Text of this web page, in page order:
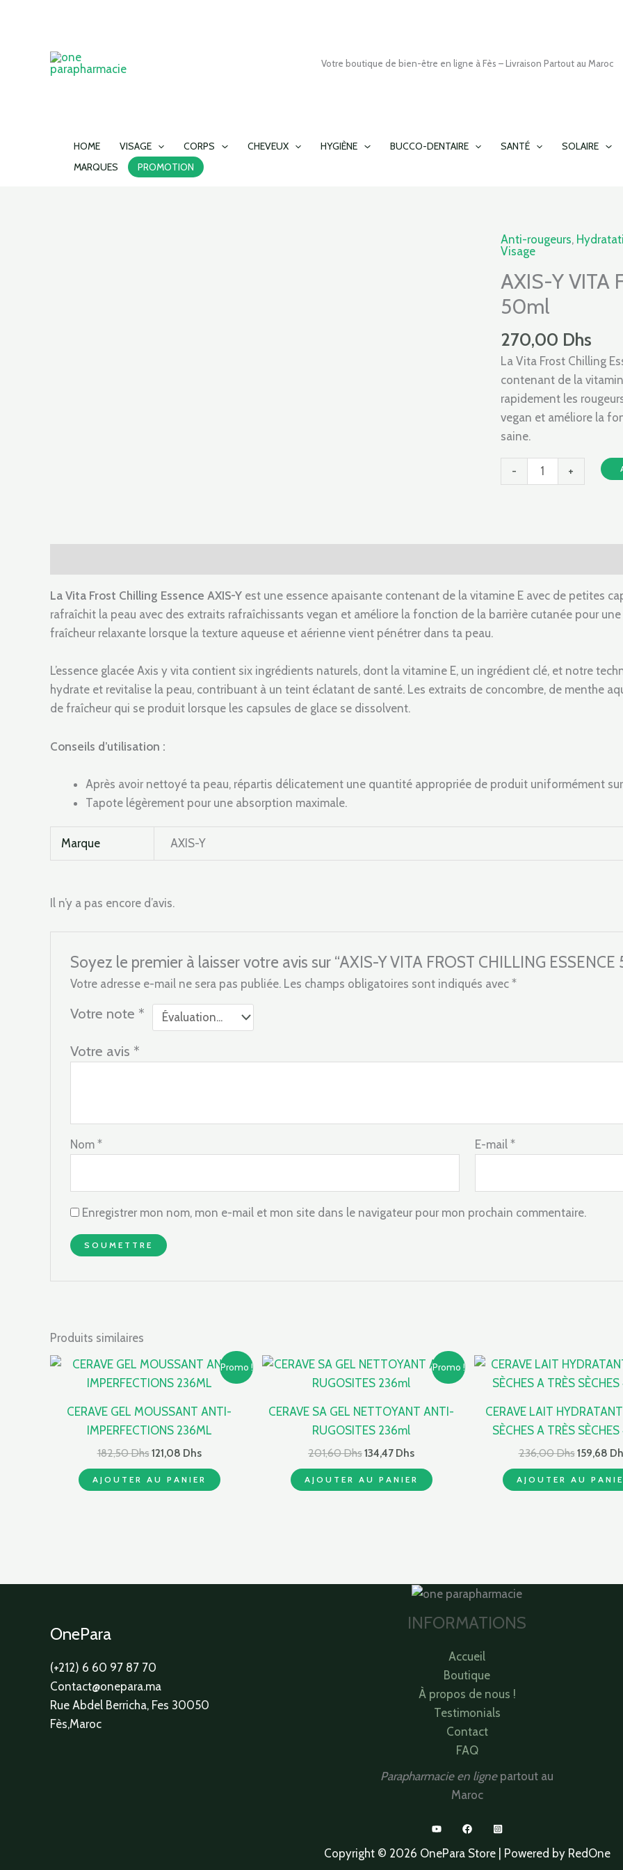
Votre boutique de bien-être en ligne à Fès – Livraison Partout au Maroc
HOME VISAGE CORPS CHEVEUX HYGIÈNE BUCCO-DENTAIRE SANTÉ
SOLAIRE
MARQUES
PROMOTION
Anti-rougeurs,
Visage
AXIS-Y VITA
50ml
270,00 Dhs
La Vita Frost Chilling
contenant de la
rapidement les
vegan et améliore la
saine.
-
quantité
AXIS-
Y
VITA
FROST
CHILLING
ESSENCE
50ml
+
La Vita Frost Chilling Essence AXIS-Y est une essence apaisante contenant de la vitamine E avec de petites
rafraîchit la peau avec des extraits rafraîchissants vegan et améliore la fonction de la barrière cutanée pour
fraîcheur relaxante lorsque la texture aqueuse et aérienne vient pénétrer dans ta peau.
L’essence glacée Axis y vita contient six ingrédients naturels, dont la vitamine E, un ingrédient clé, et notre
hydrate et revitalise la peau, contribuant à un teint éclatant de santé. Les extraits de concombre, de menthe
de fraîcheur qui se produit lorsque les capsules de glace se dissolvent.
Conseils d’utilisation :
Après avoir nettoyé ta peau, répartis délicatement une quantité appropriée de produit uniformément
Tapote légèrement pour une absorption maximale.
Marque AXIS-Y
Il n’y a pas encore d’avis.
Soyez le premier à laisser votre avis sur “AXIS-Y VITA FROST CHILLING ESSENCE
Votre adresse e-mail ne sera pas publiée. Les champs obligatoires sont indiqués avec*
Votre note *
Votre avis *
Nom* E-mail*
Enregistrer mon nom, mon e-mail et mon site dans le navigateur pour mon prochain commentaire.
Produits similaires
Promo !
CERAVE GEL MOUSSANT ANTI-
IMPERFECTIONS 236ML
182,50Dhs
Le
initial
182,50 Dhs.
121,08 Dhs
Le
actuel
121,08 Dhs.
AJOUTER AU PANIER
Promo !
CERAVE SA GEL NETTOYANT ANTI-
RUGOSITES 236ml
201,60Dhs
Le
initial
201,60 Dhs.
134,47 Dhs
Le
134,47 Dhs.
AJOUTER AU PANIER
CERAVE LAIT
SÈCHES A TRÈS
236,00Dhs
Le
prix
initial
236,00
159,68
AJOUTER AU
OnePara
(+212) 6 60 97 87 70
Contact@onepara.ma
Rue Abdel Berricha, Fes 30050
Fès,Maroc
INFORMATIONS
Accueil
Boutique
À propos de nous !
Testimonials
Contact
FAQ
Parapharmacie en lignepartout au
Maroc
Copyright © 2026 OnePara Store | Powered by RedOne